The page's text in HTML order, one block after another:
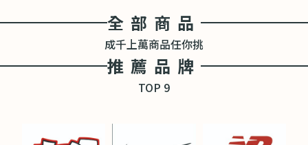
全部商品
成千上萬商品任你挑
推薦品牌
TOP 9